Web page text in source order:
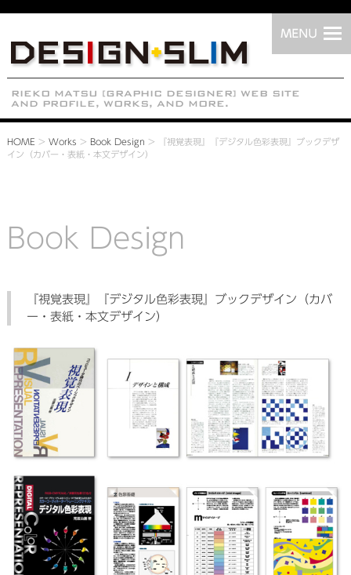
HOME > Works > Book Design >
『視覚表現』『デジタル色彩表現』ブックデザ
イン（カバー・表紙・本文デザイン）
Book Design
『視覚表現』『デジタル色彩表現』ブックデザイン（カバ
ー・表紙・本文デザイン）